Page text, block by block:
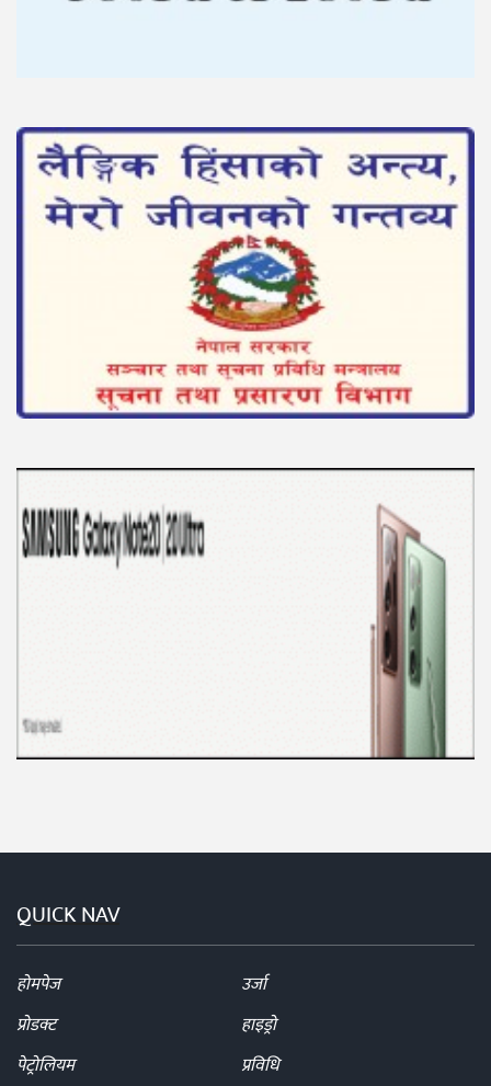
QUICK NAV
होमपेज
उर्जा
प्रोडक्ट
हाइड्रो
पेट्रोलियम
प्रविधि